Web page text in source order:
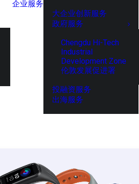
企业服务
大企业创新服务
政府服务
Chengdu Hi-Tech
Industrial
Development Zone
伦敦发展促进署
投融资服务
出海服务